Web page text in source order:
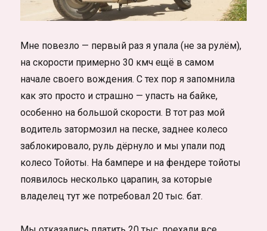
Мне повезло — первый раз я упала (не за рулём),
на скорости примерно 30 кмч ещё в самом
начале своего вождения. С тех пор я запомнила
как это просто и страшно — упасть на байке,
особенно на большой скорости. В тот раз мой
водитель затормозил на песке, заднее колесо
заблокировало, руль дёрнуло и мы упали под
колесо Тойоты. На бампере и на фендере тойоты
появилось несколько царапин, за которые
владелец тут же потребовал 20 тыс. бат.